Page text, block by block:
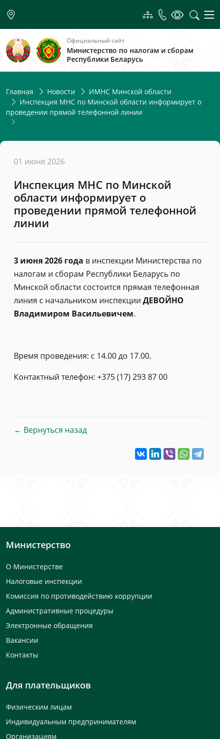
Официальный сайт
Министерство по налогам и сборам
Республики Беларусь
Главная Новости
ИМНС Минской области
Инспекция МНС по Минской области информирует о
проведении прямой телефонной линии
01 июня 2026
Инспекция МНС по Минской
области информирует о
проведении прямой телефонной
линии
3 июня 2026 года в инспекции Министерства по
налогам и сборам Республики Беларусь по
Минской области состоится прямая телефонная
линия с начальником инспекции ДЕВОЙНО
Владимиром Васильевичем.
Время проведения: с 14.00 до 17.00.
Контактный телефон: +375 (17) 293 87 00
← Вернуться назад
Министерство
О Министерстве
Налоговые инспекции
Комиссия по противодействию коррупции
Административные процедуры
Электронные обращения
Вакансии
Контакты
Для плательщиков
Физическим лицам
Индивидуальным предпринимателям
Организациям